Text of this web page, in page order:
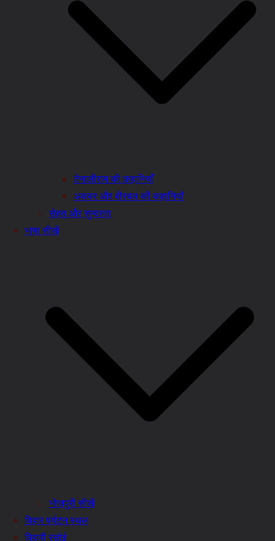
तेनालीराम की कहानियाँ
अकबर और बीरबल की कहानियाँ
सेहत और सुन्दरता
भाषा सीखें
भोजपुरी सीखें
बिहार पर्यटन स्थल
बिहारी रसोई